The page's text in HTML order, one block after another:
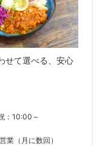
せて選べる、安心
：10:00～
業（月に数回）